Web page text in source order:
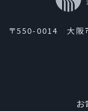
〒550-0014 大阪